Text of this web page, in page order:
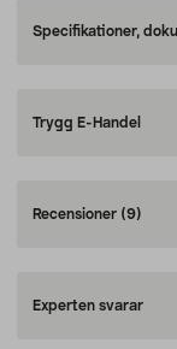
Specifikationer,
Trygg E-Handel
Recensioner (9)
Experten svarar